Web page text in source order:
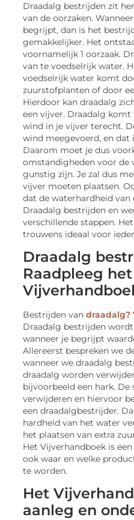
Draadalg bestrijden zit
van de oorzaken.
begrijpt, dan is het
gemakkelijker. Het
voornamelijk 1 oorzaak.
van te voedselrijk water.
voedselrijk water komt
zuurstofplanten of door
Hierdoor kan draadalg
een vijver. Draadalg
wind in je vijver terecht.
wind meegevoerd, en dat
Daarom moet je dus
omstandigheden voor de
gunstig zijn. Je zal dus
vijver moeten plaatsen.
dat de waterhardheid
Draadalg bestrijden en
verschillende stappen.
trouwens ideaal voor
Draadalg
Raadpleeg het
Bestrijden vandraadalg?
Draadalg bestrijden
wanneer je begrijpt
Allereerst bespreken we
wanneer we draadalg
draadalg worden
bijvoorbeeld een hark. De
verwijderen en hiervoor
een draadalgbestrijder.
hardheid van het water
het plaatsen van extra
Het Vijverhandboek is
ook waar en welke
te worden.
Het
aanleg en